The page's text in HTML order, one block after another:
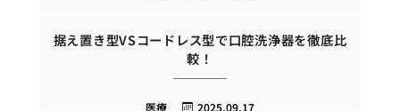
据え置き型VSコードレス型で口腔洗浄器を徹底比
較！
2025.09.17
医療